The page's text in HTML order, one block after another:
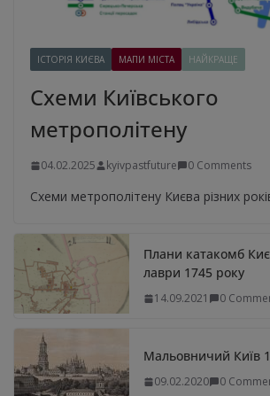
ІСТОРІЯ КИЄВА МАПИ МІСТА НАЙКРАЩЕ
Схеми Київського
метрополітену
04.02.2025 kyivpastfuture 0 Comments
Схеми метрополітену Києва різних
Плани катакомб
лаври 1745 року
14.09.2021 0
Мальовничий Київ
09.02.2020 0